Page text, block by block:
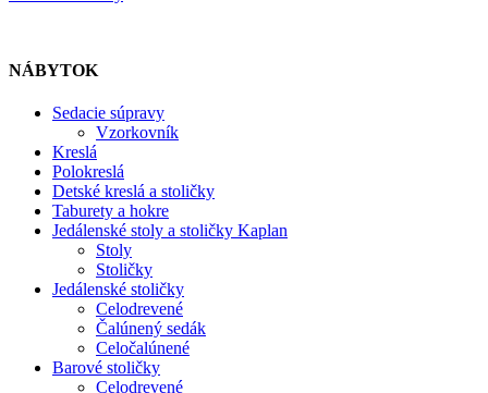
NÁBYTOK
Sedacie súpravy
Vzorkovník
Kreslá
Polokreslá
Detské kreslá a stoličky
Taburety a hokre
Jedálenské stoly a stoličky Kaplan
Stoly
Stoličky
Jedálenské stoličky
Celodrevené
Čalúnený sedák
Celočalúnené
Barové stoličky
Celodrevené